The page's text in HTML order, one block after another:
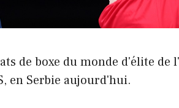
de boxe du monde d'élite de
en Serbie aujourd'hui.